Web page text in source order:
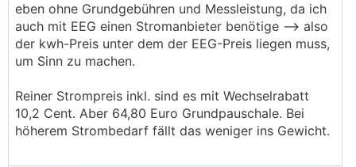
eben ohne Grundgebühren und Messleistung, da ich
auch mit EEG einen Stromanbieter benötige --> also
der kwh-Preis unter dem der EEG-Preis liegen muss,
um Sinn zu machen.
Reiner Strompreis inkl. sind es mit Wechselrabatt
10,2 Cent. Aber 64,80 Euro Grundpauschale. Bei
höherem Strombedarf fällt das weniger ins Gewicht.